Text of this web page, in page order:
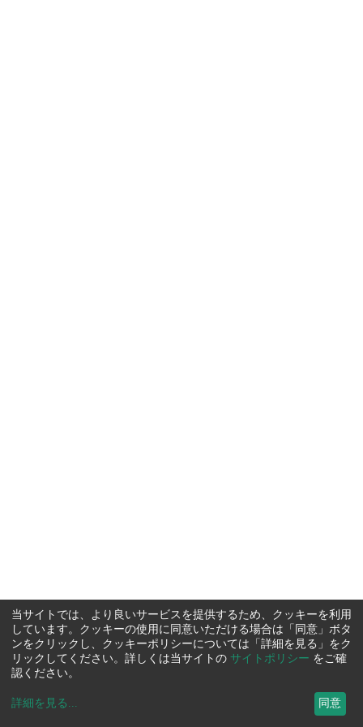
当サイトでは、より良いサービスを提供するため、クッキーを利用
しています。クッキーの使用に同意いただける場合は「同意」ボタ
ンをクリックし、クッキーポリシーについては「詳細を見る」をク
リックしてください。詳しくは当サイトの サイトポリシー をご確
認ください。
詳細を見る ... 同意